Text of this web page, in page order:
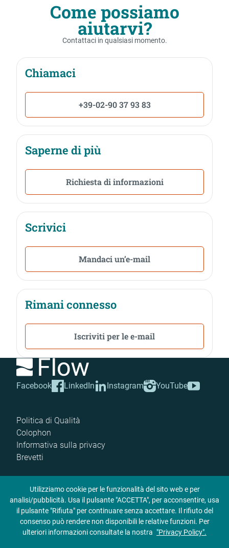
Come possiamo
aiutarvi?
Contattaci in qualsiasi momento.
Chiamaci
+39-02-90 37 93 83
Saperne di più
Richiesta di informazioni
Scrivici
Mandaci un’e-mail
Rimani connesso
Iscriviti per le e-mail
Facebook LinkedIn Instagram YouTube
Politica di Qualità
Colophon
Informativa sulla privacy
Brevetti
Utilizziamo cookie per le funzionalità del sito web e per
analisi/pubblicità. Usa il pulsante "ACCETTA", per acconsentire, usa
il pulsante "Rifiuta" per continuare senza accettare. Il rifiuto del
consenso può rendere non disponibili le relative funzioni. Per
ulteriori informazioni consultate la nostra "Privacy Policy".